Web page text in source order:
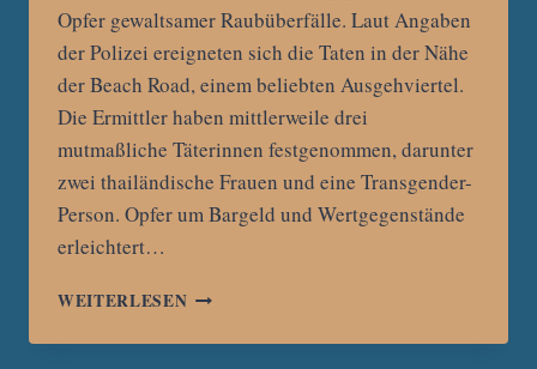
Opfer gewaltsamer Raubüberfälle. Laut Angaben
der Polizei ereigneten sich die Taten in der Nähe
der Beach Road, einem beliebten Ausgehviertel.
Die Ermittler haben mittlerweile drei
mutmaßliche Täterinnen festgenommen, darunter
zwei thailändische Frauen und eine Transgender-
Person. Opfer um Bargeld und Wertgegenstände
erleichtert…
WEITERLESENTOURISTEN
PATTAYA